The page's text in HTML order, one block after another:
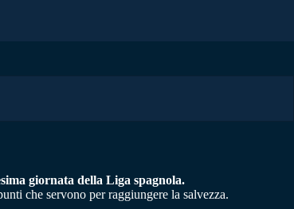
giornata della Liga spagnola.
che servono per raggiungere la salvezza.